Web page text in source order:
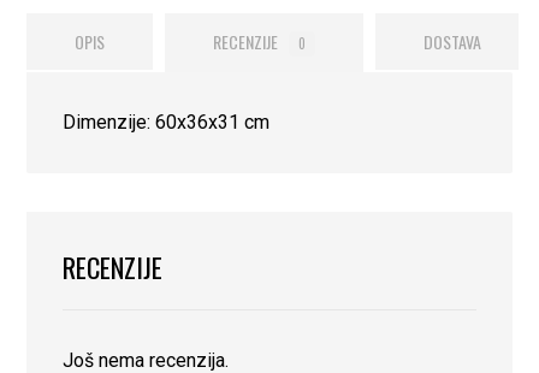
OPIS RECENZIJE 0 DOSTAVA
Dimenzije: 60x36x31 cm
RECENZIJE
Još nema recenzija.